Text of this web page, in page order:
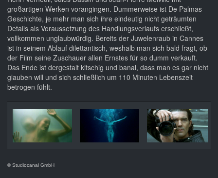
großartigen Werken vorangingen. Dummerweise ist De Palmas
Geschichte, je mehr man sich ihre eindeutig nicht geträumten
Details als Voraussetzung des Handlungsverlaufs erschließt,
vollkommen unglaubwürdig. Bereits der Juwelenraub in Cannes
ist in seinem Ablauf dilettantisch, weshalb man sich bald fragt, ob
der Film seine Zuschauer allen Ernstes für so dumm verkauft.
Das Ende ist dergestalt kitschig und banal, dass man es gar nicht
glauben will und sich schließlich um 110 Minuten Lebenszeit
betrogen fühlt.
© Studiocanal GmbH